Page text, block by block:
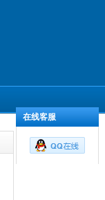
在线客服